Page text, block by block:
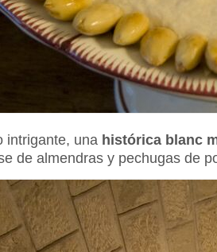
intrigante, una histórica blanc
de almendras y pechugas de